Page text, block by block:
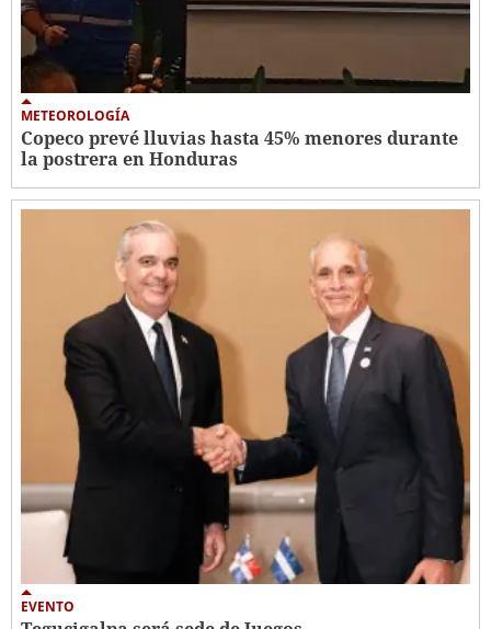
METEOROLOGÍA
Copeco prevé lluvias hasta 45% menores durante
la postrera en Honduras
EVENTO